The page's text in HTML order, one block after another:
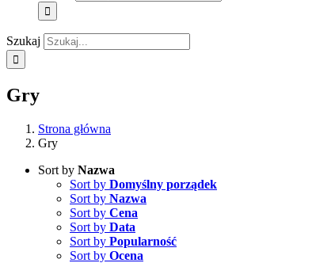
Szukaj
Gry
Strona główna
Gry
Sort by Nazwa
Sort by Domyślny porządek
Sort by Nazwa
Sort by Cena
Sort by Data
Sort by Popularność
Sort by Ocena